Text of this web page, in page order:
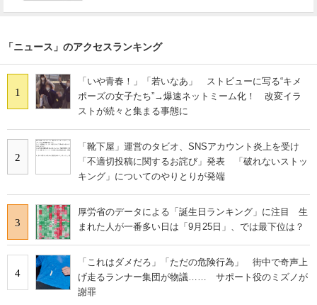
「ニュース」のアクセスランキング
1
「いや青春！」「若いなあ」 ストビューに写る“キメ
ポーズの女子たち”→爆速ネットミーム化！ 改変イラ
ストが続々と集まる事態に
2
「靴下屋」運営のタビオ、SNSアカウント炎上を受け
「不適切投稿に関するお詫び」発表 「破れないストッ
キング」についてのやりとりが発端
3
厚労省のデータによる「誕生日ランキング」に注目 生
まれた人が一番多い日は「9月25日」、では最下位は？
4
「これはダメだろ」「ただの危険行為」 街中で奇声上
げ走るランナー集団が物議…… サポート役のミズノが
謝罪